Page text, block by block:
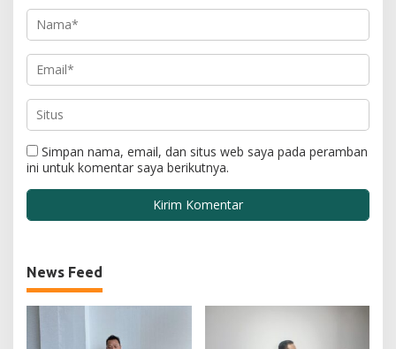
Simpan nama, email, dan situs web saya pada peramban
ini untuk komentar saya berikutnya.
News Feed